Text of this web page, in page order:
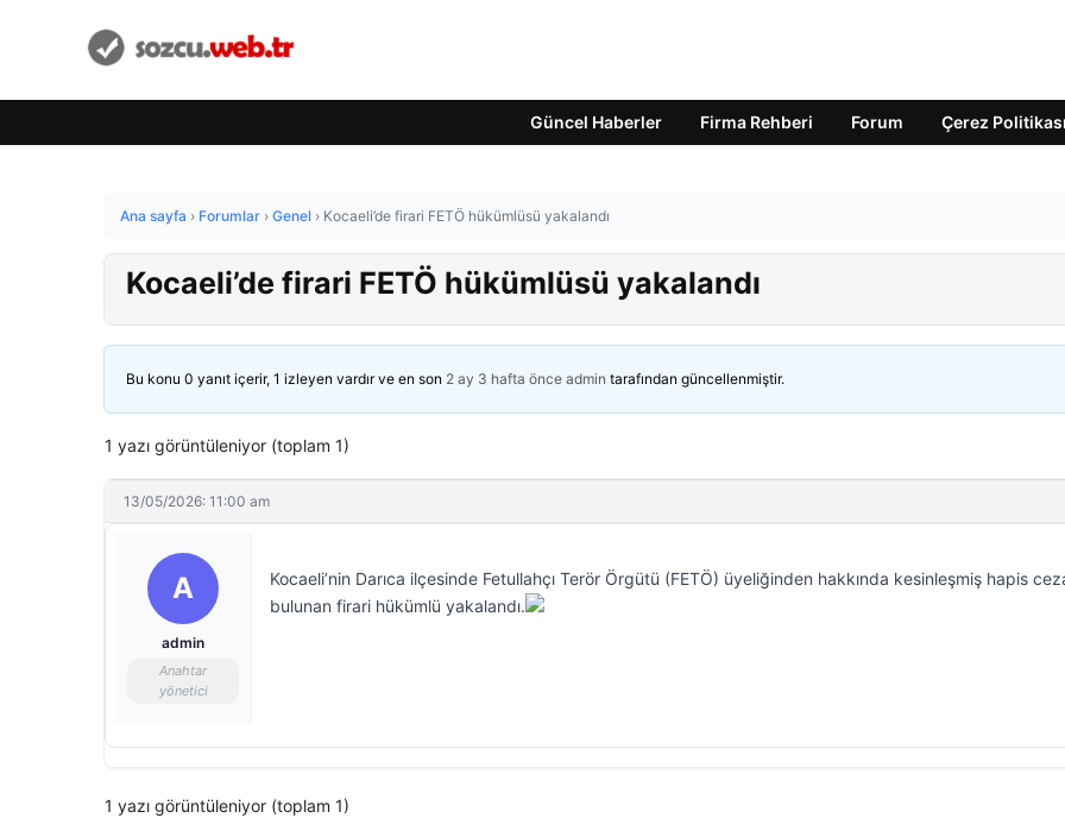
Güncel Haberler Firma Rehberi Forum Çerez Politikası
Ana sayfa › Forumlar › Genel › Kocaeli’de firari FETÖ hükümlüsü yakalandı
Kocaeli’de firari FETÖ hükümlüsü yakalandı
Bu konu 0 yanıt içerir, 1 izleyen vardır ve en son 2 ay 3 hafta önce admin tarafından güncellenmiştir.
1 yazı görüntüleniyor (toplam 1)
13/05/2026: 11:00 am
A
admin
Anahtar
yönetici
Kocaeli’nin Darıca ilçesinde Fetullahçı Terör Örgütü (FETÖ) üyeliğinden hakkında kesinleşmiş hapis
bulunan firari hükümlü yakalandı.
1 yazı görüntüleniyor (toplam 1)